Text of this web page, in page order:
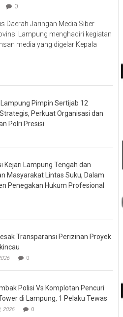
0
Daerah Jaringan Media Siber
Lampung menghadiri kegiatan
media yang digelar Kepala
Lampung Pimpin Sertijab 12
Perkuat Organisasi dan
Polri Presisi
Kejari Lampung Tengah dan
Masyarakat Lintas Suku, Dalam
Penegakan Hukum Profesional
Transparansi Perizinan Proyek
0
Polisi Vs Komplotan Pencuri
di Lampung, 1 Pelaku Tewas
2026 0